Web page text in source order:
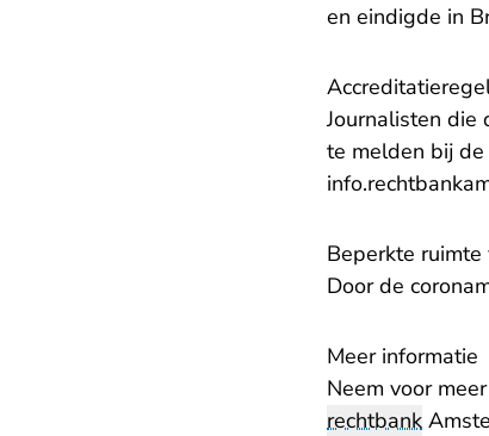
en eindigde in
Journalisten die
te melden bij de
Beperkte
Door de
Meer informatie
Neem voor
rechtbank